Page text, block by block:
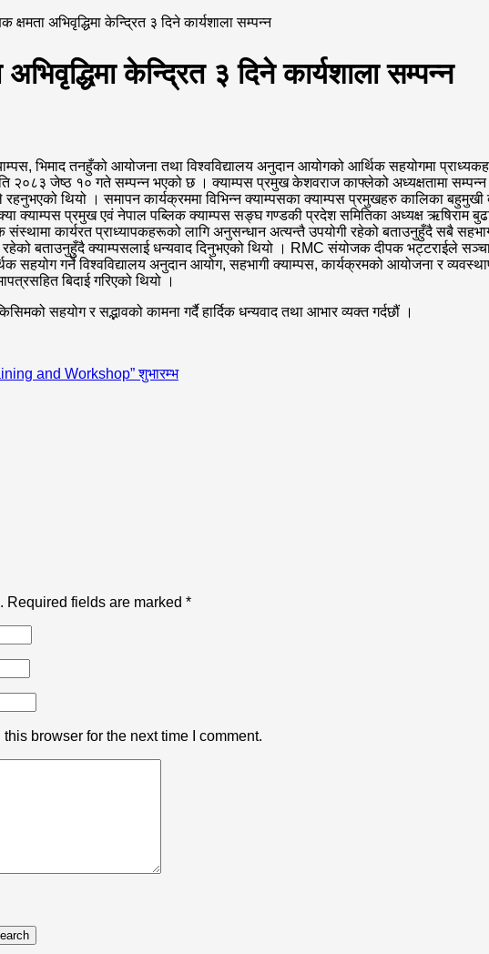
क्षमता अभिवृद्धिमा केन्द्रित ३ दिने कार्यशाला सम्पन्न
केन्द्रित ३ दिने कार्यशाला सम्पन्न
भिमाद तनहुँको आयोजना तथा विश्वविद्यालय अनुदान आयोगको आर्थिक सहयोगमा
जेष्ठ १० गते सम्पन्न भएको छ । क्याम्पस प्रमुख केशवराज काफ्लेको अध्यक्षतामा सम्पन्न
थियो । समापन कार्यक्रममा विभिन्न क्याम्पसका क्याम्पस प्रमुखहरु कालिका
क्याम्पस प्रमुख एवं नेपाल पब्लिक क्याम्पस सङ्घ गण्डकी प्रदेश समितिका अध्यक्ष ऋषिराम
कार्यरत प्राध्यापकहरूको लागि अनुसन्धान अत्यन्तै उपयोगी रहेको बताउनुहुँदै सबै
बताउनुहुँदै क्याम्पसलाई धन्यवाद दिनुभएको थियो । RMC संयोजक दीपक भट्टराईले
गर्ने विश्वविद्यालय अनुदान आयोग, सहभागी क्याम्पस, कार्यक्रमको आयोजना र
बिदाई गरिएको थियो ।
सहयोग र सद्भावको कामना गर्दै हार्दिक धन्यवाद तथा आभार व्यक्त गर्दछौं ।
and Workshop” शुभारम्भ
Required fields are marked *
browser for the next time I comment.